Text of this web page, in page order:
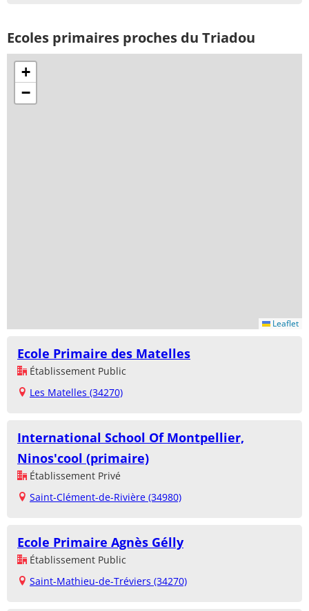
Ecoles primaires proches du Triadou
+
−
Leaflet
Ecole Primaire des Matelles
Établissement Public
Les Matelles (34270)
International School Of Montpellier,
Ninos'cool (primaire)
Établissement Privé
Saint-Clément-de-Rivière (34980)
Ecole Primaire Agnès Gélly
Établissement Public
Saint-Mathieu-de-Tréviers (34270)